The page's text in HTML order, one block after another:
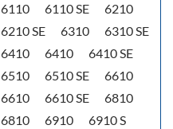
6110
6110 SE
6210
6210 SE
6310
6310 SE
6410
6410
6410 SE
6510
6510 SE
6610
6610
6610 SE
6810
6810
6910 6910 S